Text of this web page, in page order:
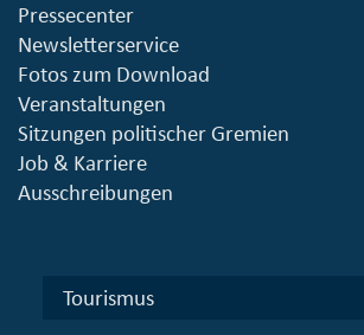
Pressecenter
Newsletterservice
Fotos zum Download
Veranstaltungen
Sitzungen politischer Gremien
Job & Karriere
Ausschreibungen
Tourismus